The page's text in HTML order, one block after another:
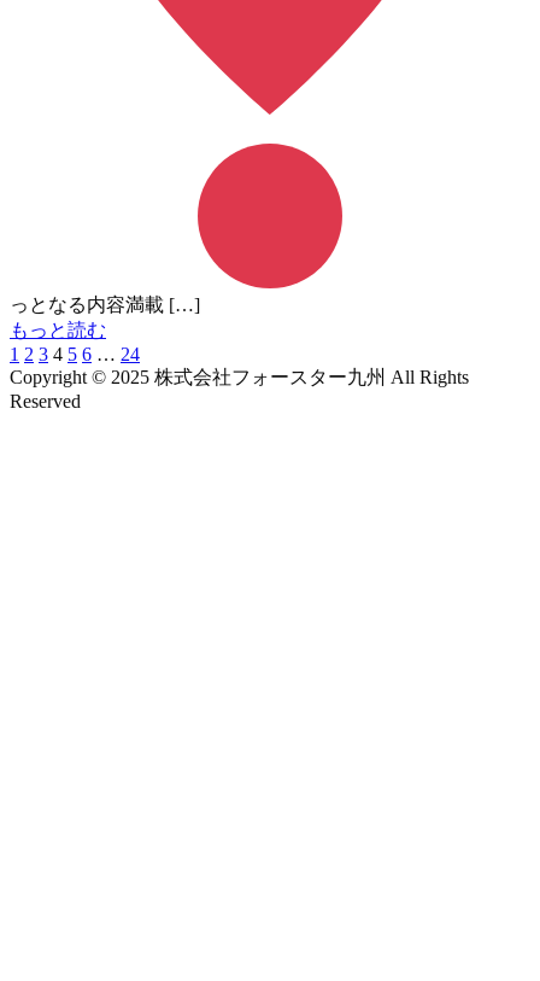
っとなる内容満載 […]
もっと読む
1 2 3 4 5 6 … 24
Copyright © 2025 株式会社フォースター九州 All Rights
Reserved